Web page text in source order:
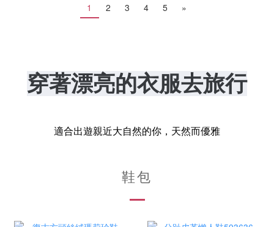
1 2 3 4 5 »
穿著漂亮的衣服去旅行
適合出遊親近大自然的你，天然而優雅
鞋包